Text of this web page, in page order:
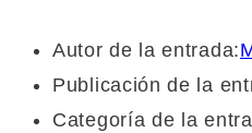
Autor de la entrada:
Publicación de la
Categoría de la